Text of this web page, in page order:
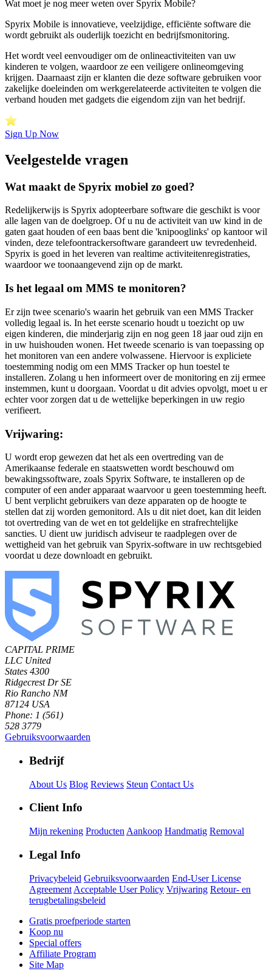
Wat moet je nog meer weten over Spyrix Mobile?
Spyrix Mobile is innovatieve, veelzijdige, efficiënte software die
wordt gebruikt als ouderlijk toezicht en bedrijfsmonitoring.
Het wordt veel eenvoudiger om de onlineactiviteiten van uw
kinderen te volgen, waardoor ze een veiligere onlineomgeving
krijgen. Daarnaast zijn er klanten die deze software gebruiken voor
zakelijke doeleinden om werkgerelateerde activiteiten te volgen die
verband houden met gadgets die eigendom zijn van het bedrijf.
Sign Up Now
Veelgestelde vragen
Wat maakt de Spyrix mobiel zo goed?
Redelijkerwijs is Spyrix adopteerbare software die geschikt is voor
alle lagen van de doelgroep. Of u nu de activiteit van uw kind in de
gaten gaat houden of een baas bent die 'knipooglinks' op kantoor wil
vinden, deze telefoontrackersoftware garandeert uw tevredenheid.
Spyrix is ​​goed in het leveren van realtime activiteitenregistraties,
waardoor we toonaangevend zijn op de markt.
Is het legaal om MMS te monitoren?
Er zijn twee scenario's waarin het gebruik van een MMS Tracker
volledig legaal is. In het eerste scenario houdt u toezicht op uw
eigen kinderen, die minderjarig zijn en nog geen 18 jaar oud zijn en
in uw huishouden wonen. Het tweede scenario is van toepassing op
het monitoren van een andere volwassene. Hiervoor is expliciete
toestemming nodig om een ​​MMS Tracker op hun toestel te
installeren. Zolang u hen informeert over de monitoring en zij ermee
instemmen, kunt u doorgaan. Voordat u dit advies opvolgt, moet u er
echter voor zorgen dat u de wettelijke beperkingen in uw regio
verifieert.
Vrijwaring:
U wordt erop gewezen dat het als een overtreding van de
Amerikaanse federale en staatswetten wordt beschouwd om
bewakingssoftware, zoals Spyrix Software, te installeren op de
computer of een ander apparaat waarvoor u geen toestemming heeft.
U bent verplicht gebruikers van deze apparaten op de hoogte te
stellen dat zij worden gemonitord. Als u dit niet doet, kan dit leiden
tot overtreding van de wet en tot geldelijke en strafrechtelijke
sancties. U dient uw juridisch adviseur te raadplegen over de
wettigheid van het gebruik van Spyrix-software in uw rechtsgebied
voordat u deze downloadt en gebruikt.
CAPITAL PRIME
LLC United
States 4300
Ridgecrest Dr SE
Rio Rancho NM
87124 USA
Phone: 1 (561)
528 3779
Gebruiksvoorwaarden
Bedrijf
About Us Blog Reviews Steun Contact Us
Client Info
Mijn rekening Producten Aankoop Handmatig Removal
Legal Info
Privacybeleid Gebruiksvoorwaarden End-User License
Agreement Acceptable User Policy Vrijwaring Retour- en
terugbetalingsbeleid
Gratis proefperiode starten
Koop nu
Special offers
Affiliate Program
Site Map